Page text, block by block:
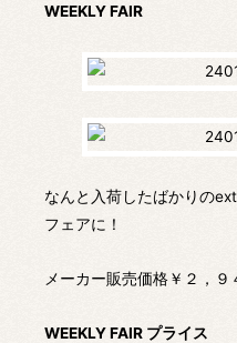
WEEKLY FAIR
なんと入荷したばかりの
フェアに！
メーカー販売価格￥２，９
WEEKLY FAIR プライス